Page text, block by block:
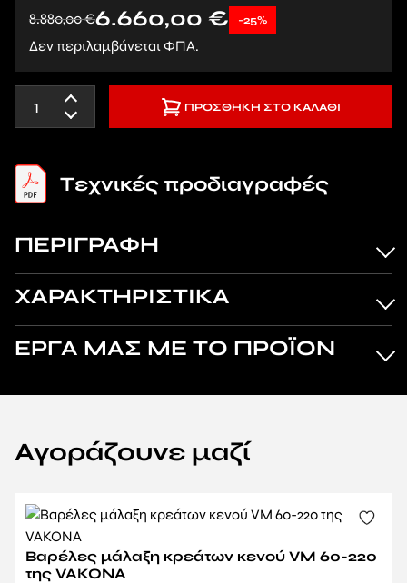
8.880,00€6.660,00 € -25%
Δεν περιλαμβάνεται ΦΠΑ.
ΠΡΟΣΘΉΚΗ ΣΤΟ ΚΑΛΆΘΙ
Tεχνικές προδιαγραφές
ΠΕΡΙΓΡΑΦΗ
ΧΑΡΑΚΤΗΡΙΣΤΙΚΑ
ΕΡΓΑ ΜΑΣ ΜΕ ΤΟ ΠΡΟΪΟΝ
Αγοράζουνε μαζί
Βαρέλες μάλαξη κρεάτων κενού VM 60-220
της VAKONA